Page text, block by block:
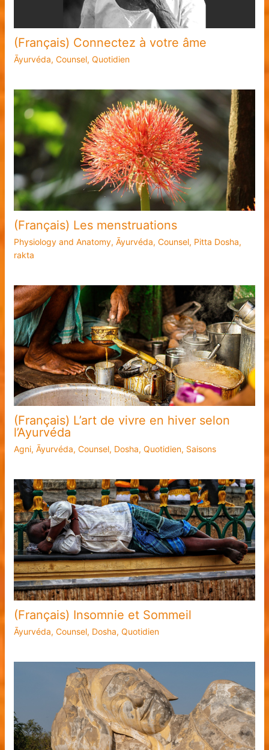
(Français) Connectez à votre âme
Āyurvéda, Counsel, Quotidien
(Français) Les menstruations
Physiology and Anatomy, Āyurvéda, Counsel, Pitta Dosha,
rakta
(Français) L’art de vivre en hiver selon
l’Ayurvéda
Agni, Āyurvéda, Counsel, Dosha, Quotidien, Saisons
(Français) Insomnie et Sommeil
Āyurvéda, Counsel, Dosha, Quotidien